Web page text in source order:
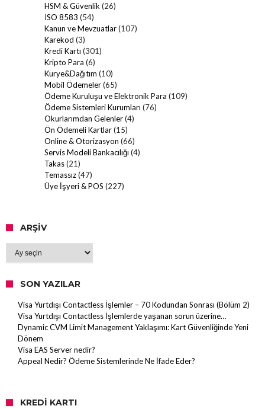
HSM & Güvenlik (26)
ISO 8583 (54)
Kanun ve Mevzuatlar(107)
Karekod (3)
Kredi Kartı (301)
Kripto Para (6)
Kurye&Dağıtım (10)
Mobil Ödemeler(65)
Ödeme Kuruluşu ve Elektronik Para (109)
Ödeme Sistemleri Kurumları (76)
Okurlarımdan Gelenler(4)
Ön Ödemeli Kartlar(15)
Online & Otorizasyon (66)
Servis Modeli Bankacılığı (4)
Takas(21)
Temassız(47)
Üye İşyeri & POS (227)
ARŞIV
SON YAZILAR
Visa Yurtdışı Contactless İşlemler – 70 Kodundan Sonrası (Bölüm 2)
Visa Yurtdışı Contactless İşlemlerde yaşanan sorun üzerine…
Dynamic CVM Limit Management Yaklaşımı: Kart Güvenliğinde Yeni
Dönem
Visa EAS Server nedir?
Appeal Nedir? Ödeme Sistemlerinde Ne İfade Eder?
KREDI KARTI